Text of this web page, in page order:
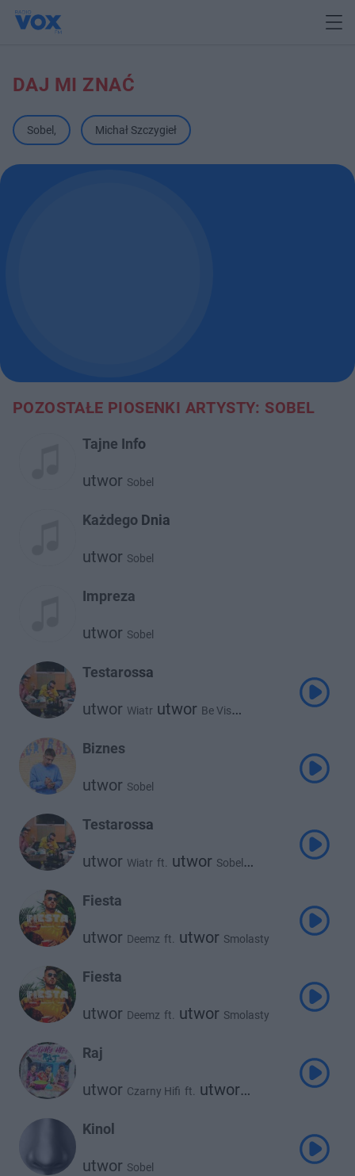
DAJ MI ZNAĆ
Sobel , Michał Szczygieł
POZOSTAŁE PIOSENKI ARTYSTY: SOBEL
Tajne Info
utwor Sobel
Każdego Dnia
utwor Sobel
Impreza
utwor Sobel
Testarossa
utwor Wiatr utwor Be Vis
Biznes
utwor Sobel
Testarossa
utwor Wiatr ft. utwor Sobel
Fiesta
utwor Deemz ft. utwor Smolasty
Fiesta
utwor Deemz ft. utwor Smolasty
Raj
utwor Czarny Hifi ft. utwor
Kinol
utwor Sobel